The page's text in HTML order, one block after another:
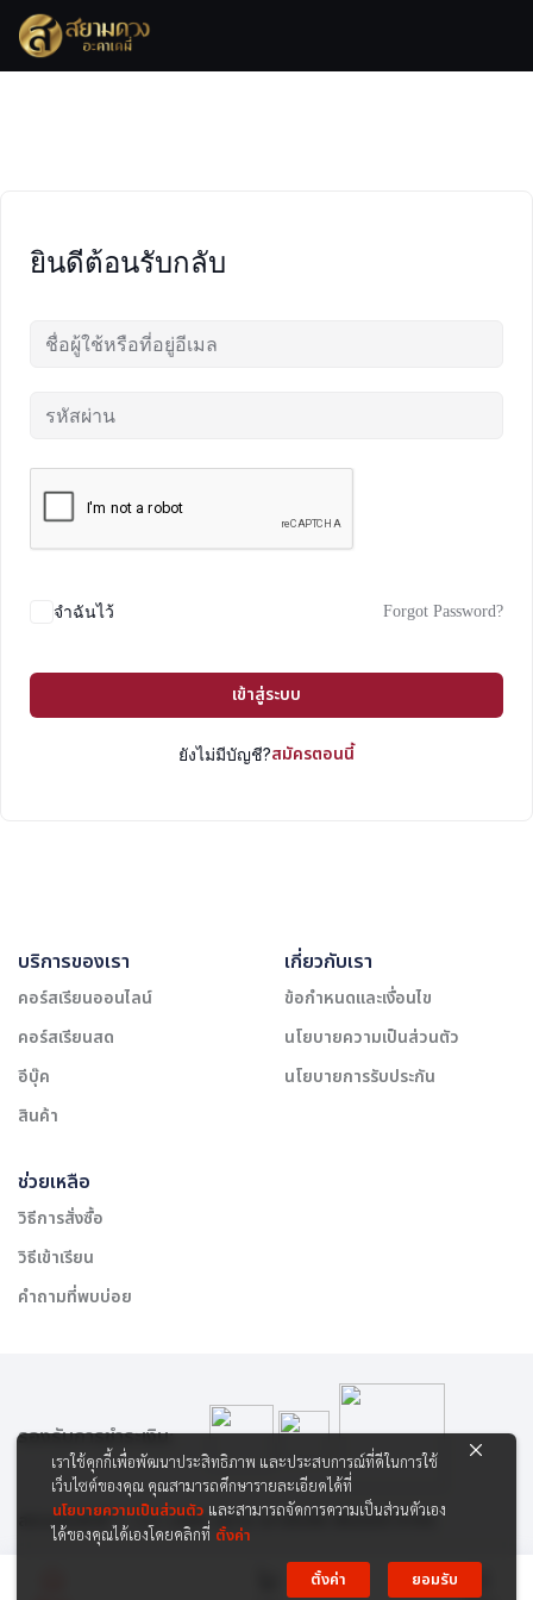
Skip
content
ยินดีต้อนรับกลับ
จำฉันไว้ Forgot Password?
เข้าสู่ระบบ
ยังไม่มีบัญชี?สมัครตอนนี้
บริการของเรา
คอร์สเรียนออนไลน์
คอร์สเรียนสด
อีบุ๊ค
สินค้า
เกี่ยวกับเรา
ข้อกำหนดและเงื่อนไข
นโยบายความเป็นส่วนตัว
นโยบายการรับประกัน
ช่วยเหลือ
วิธีการสั่งซื้อ
วิธีเข้าเรียน
คำถามที่พบบ่อย
สงวนลิขสิทธิ์ © 2565 บริษัท สยาม เคาเซิลลิ่ง เซ็นเตอร์ จำกัด
รองรับการชำระเงิน:
เราใช้คุกกี้เพื่อพัฒนาประสิทธิภาพ และประสบการณ์ที่ดีในการใช้
เว็บไซต์ของคุณ คุณสามารถศึกษารายละเอียดได้ที่
นโยบายความเป็นส่วนตัว และสามารถจัดการความเป็นส่วนตัวเอง
ได้ของคุณได้เองโดยคลิกที่ ตั้งค่า
ตั้งค่า
ยอมรับ